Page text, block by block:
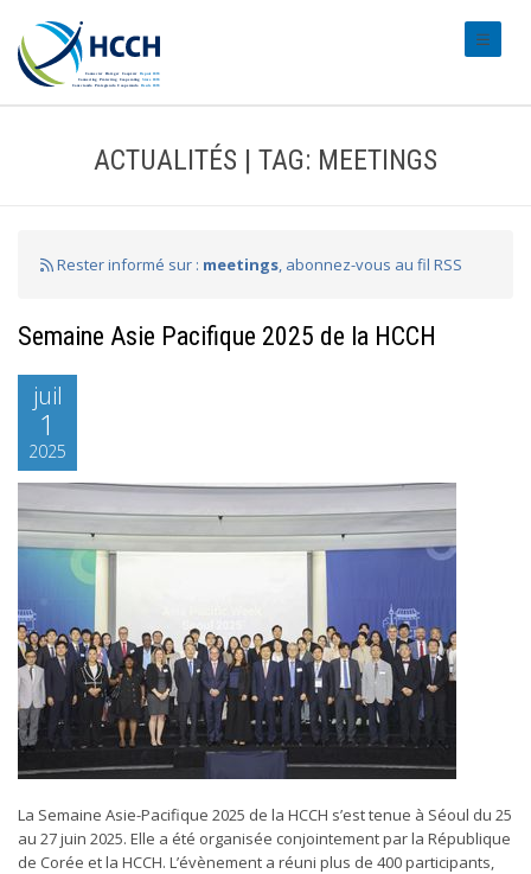
ACTUALITÉS | TAG: MEETINGS
Rester informé sur : meetings, abonnez-vous au fil RSS
Semaine Asie Pacifique 2025 de la HCCH
juil
1
2025
La Semaine Asie-Pacifique 2025 de la HCCH s’est tenue à Séoul du 25
au 27 juin 2025. Elle a été organisée conjointement par la République
de Corée et la HCCH. L’évènement a réuni plus de 400 participants,